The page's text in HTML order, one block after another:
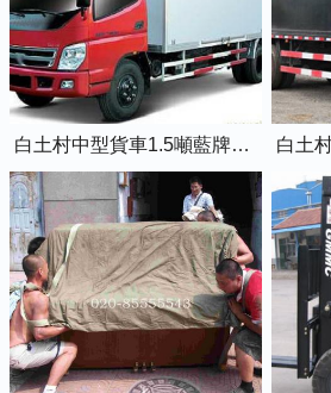
白土村中型貨車1.5噸藍牌4米2廂式貨車